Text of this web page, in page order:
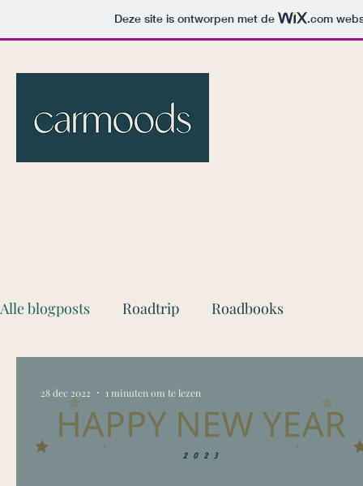
Deze site is ontworpen met de .com
Alle blogposts Roadtrip Roadbooks
28 dec 2022 1 minuten om te lezen